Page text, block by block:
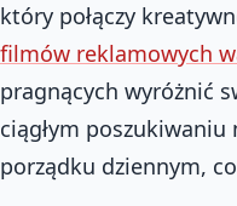
który połączy
filmów reklamowych
pragnących wyróżnić
ciągłym
porządku dziennym,